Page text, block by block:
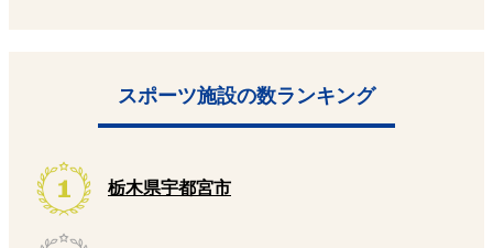
スポーツ施設の数ランキング
栃木県宇都宮市